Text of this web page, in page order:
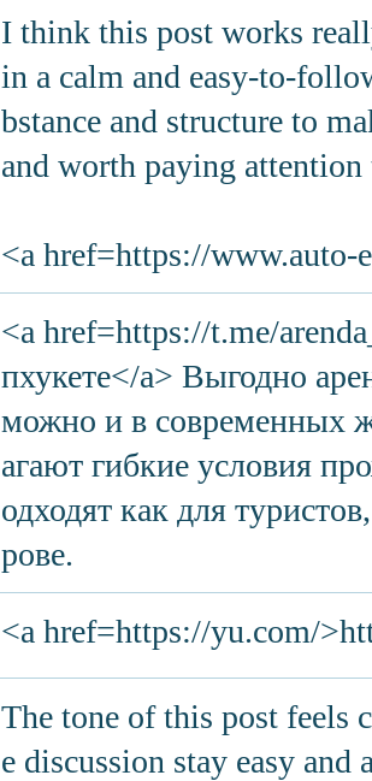
I think this post works
in a calm and easy-to-
bstance and structure to
and worth paying attention
<a href=https://www.auto-
<a href=https://t.me/
пхукете</a> Выгодно
можно и в современных
агают гибкие условия
одходят как для
рове.
<a href=https://yu.com/
The tone of this post feels
e discussion stay easy and